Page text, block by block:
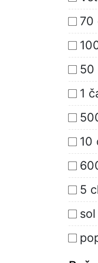
70
50
1
10
5
sol